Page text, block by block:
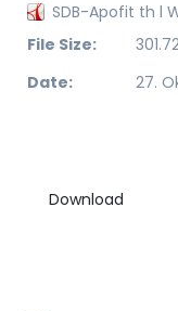
SDB-Apofit th l
File Size:
Date:
27.